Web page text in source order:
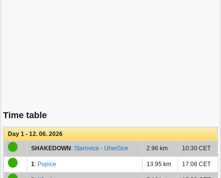
Time table
Day 1 - 12. 06. 2026
SHAKEDOWN : Starovice - Uherčice 2.96 km 10:30 CET
1: Popice 13.95 km 17:08 CET